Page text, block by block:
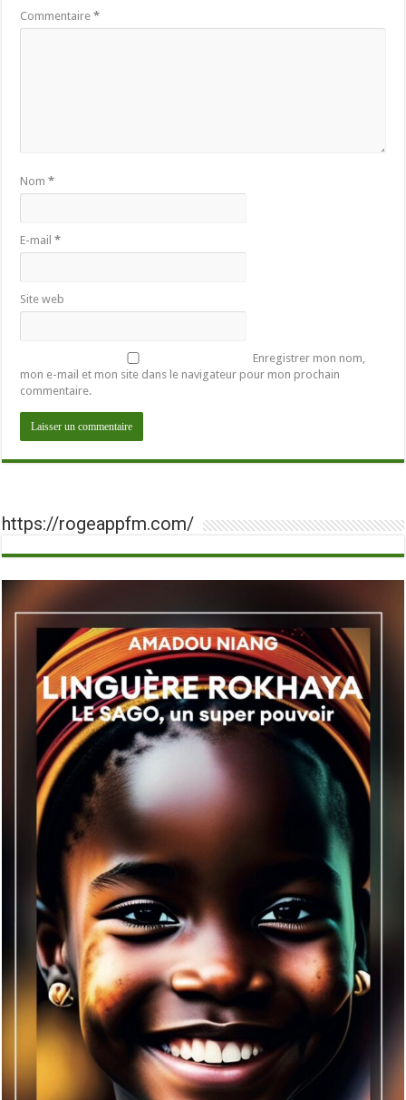
Commentaire*
Nom*
E-mail*
Site web
Enregistrer mon nom,
mon e-mail et mon site dans le navigateur pour mon prochain
commentaire.
https://rogeappfm.com/